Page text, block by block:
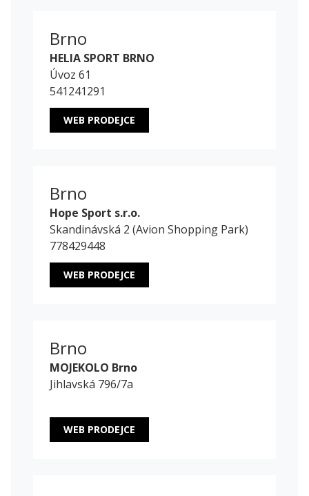
Brno
HELIA SPORT BRNO
Úvoz 61
541241291
WEB PRODEJCE
Brno
Hope Sport s.r.o.
Skandinávská 2 (Avion Shopping Park)
778429448
WEB PRODEJCE
Brno
MOJEKOLO Brno
Jihlavská 796/7a
WEB PRODEJCE